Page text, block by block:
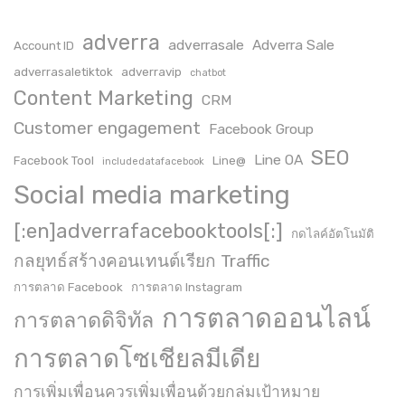
Account ID adverra adverrasale Adverra Sale
adverrasaletiktok adverravip chatbot
Content Marketing CRM
Customer engagement Facebook Group
Facebook Tool includedatafacebook Line@ Line OA SEO
Social media marketing
[:en]adverrafacebooktools[:] กดไลค์อัตโนมัติ
กลยุทธ์สร้างคอนเทนต์เรียก Traffic
การตลาด Facebook การตลาด Instagram
การตลาดดิจิทัล การตลาดออนไลน์
การตลาดโซเชียลมีเดีย
การเพิ่มเพื่อนควรเพิ่มเพื่อนด้วยกลุ่มเป้าหมาย